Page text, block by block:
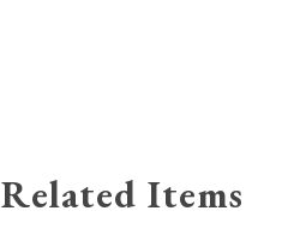
Related Items